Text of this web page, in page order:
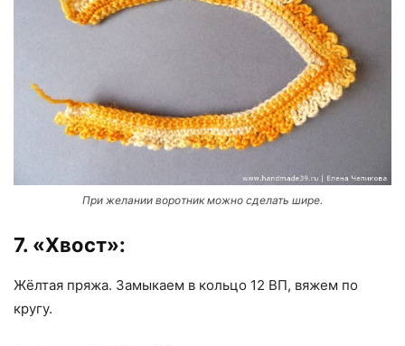
При желании воротник можно сделать шире.
7. «Хвост»:
Жёлтая пряжа. Замыкаем в кольцо 12 ВП, вяжем по
кругу.